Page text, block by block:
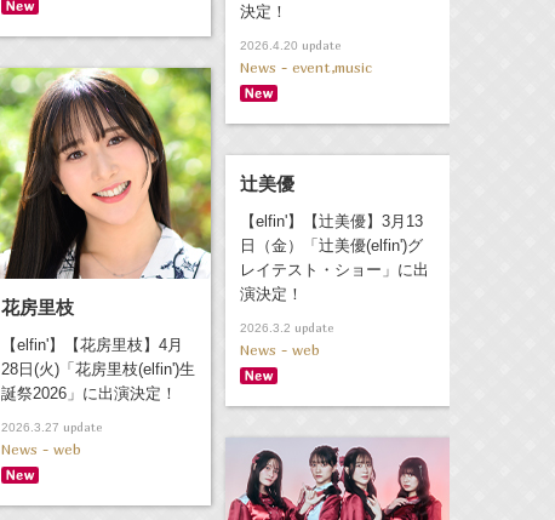
決定！
2026.4.20 update
News - event,music
花房里枝
【elfin'】【花房里枝】4月
28日(火)「花房里枝(elfin')生
誕祭2026」に出演決定！
2026.3.27 update
News - web
辻美優
【elfin'】【辻美優】3月13
日（金）「辻美優(elfin')グ
レイテスト・ショー」に出
演決定！
2026.3.2 update
News - web